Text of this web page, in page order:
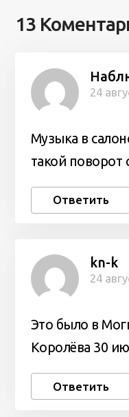
13
24
Музыка в
такой поворот
Ответить
kn-k
24
Это было в
Королёва 30
Ответить